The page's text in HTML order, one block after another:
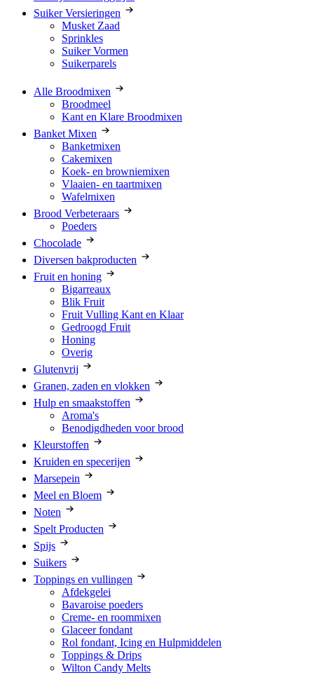
Suiker Versieringen
Musket Zaad
Sprinkles
Suiker Vormen
Suikerparels
Alle Broodmixen
Broodmeel
Kant en Klare Broodmixen
Banket Mixen
Banketmixen
Cakemixen
Koek- en browniemixen
Vlaaien- en taartmixen
Wafelmixen
Brood Verbeteraars
Poeders
Chocolade
Diversen bakproducten
Fruit en honing
Bigarreaux
Blik Fruit
Fruit Vulling Kant en Klaar
Gedroogd Fruit
Honing
Overig
Glutenvrij
Granen, zaden en vlokken
Hulp en smaakstoffen
Aroma's
Benodigdheden voor brood
Kleurstoffen
Kruiden en specerijen
Marsepein
Meel en Bloem
Noten
Spelt Producten
Spijs
Suikers
Toppings en vullingen
Afdekgelei
Bavaroise poeders
Creme- en roommixen
Glaceer fondant
Rol fondant, Icing en Hulpmiddelen
Toppings & Drips
Wilton Candy Melts